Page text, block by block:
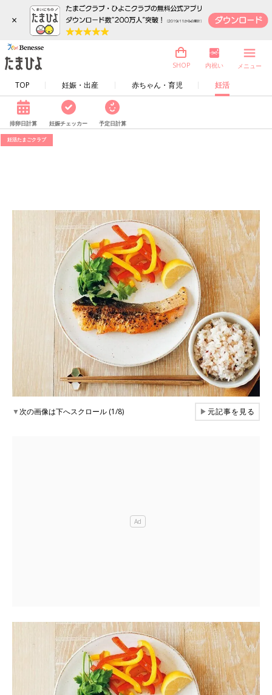
×
TOP 妊娠・出産 赤ちゃん・育児 妊活
SHOP 内祝い メニュー
排卵日計算 妊娠チェッカー 予定日計算
妊活たまごクラブ
▼次の画像は下へスクロール (1/8) ▶元記事を見る